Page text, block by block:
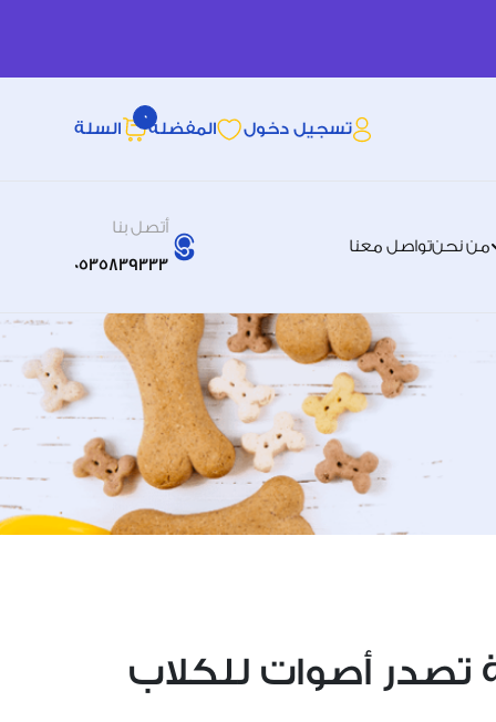
تسجيل دخول المفضله
0
السلة
من نحنتواصل معنا
أتصل بنا
0535839333
أصوات للكلاب